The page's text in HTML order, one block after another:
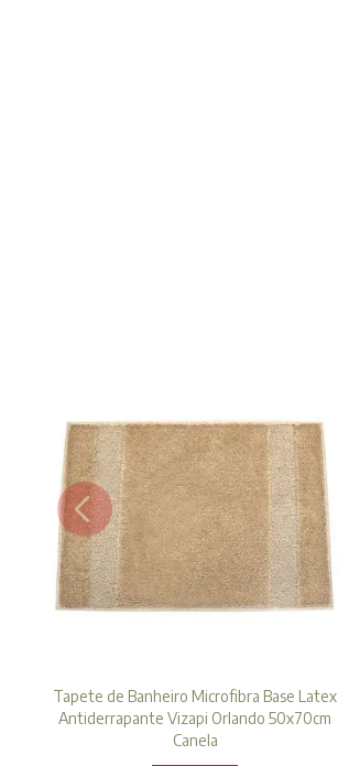
Tapete de Banheiro Microfibra Base Latex
Antiderrapante Vizapi Orlando 50x70cm
Canela